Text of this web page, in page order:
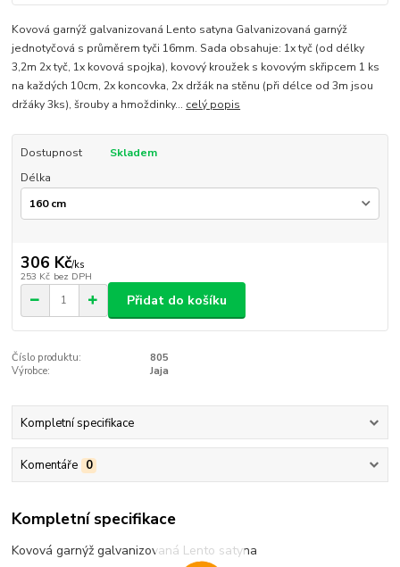
Kovová garnýž galvanizovaná Lento satyna Galvanizovaná garnýž
jednotyčová s průměrem tyči 16mm. Sada obsahuje: 1x tyč (od délky
3,2m 2x tyč, 1x kovová spojka), kovový kroužek s kovovým skřipcem 1 ks
na každých 10cm, 2x koncovka, 2x držák na stěnu (při délce od 3m jsou
držáky 3ks), šrouby a hmoždinky... celý popis
Dostupnost
Skladem
Délka
306 Kč/ks
253 Kč bez DPH
Přidat do košíku
Číslo produktu:
805
Výrobce:
Jaja
Kompletní specifikace
Komentáře 0
Kompletní specifikace
Kovová garnýž galvanizovaná Lento satyna